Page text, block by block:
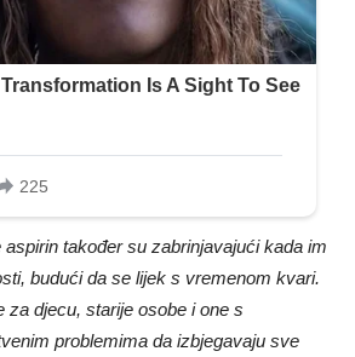
također su zabrinjavajući kada im
budući da se lijek s vremenom kvari.
za djecu, starije osobe i one s
problemima da izbjegavaju sve